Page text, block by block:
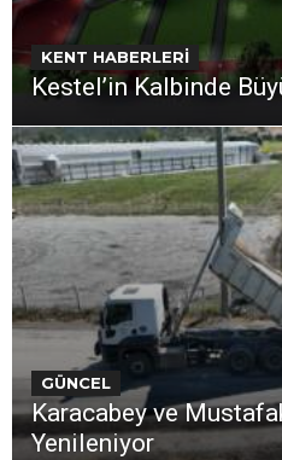
KENT HABERLERİ
Kestel’in Kalbinde
GÜNCEL
Karacabey ve
Yenileniyor